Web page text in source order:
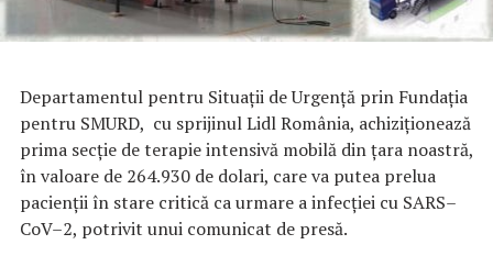
Departamentul pentru Situații de Urgență prin Fundația
pentru SMURD, cu sprijinul Lidl România, achiziționează
prima secție de terapie intensivă mobilă din țara noastră,
în valoare de 264.930 de dolari, care va putea prelua
pacienții în stare critică ca urmare a infecției cu SARS–
CoV–2, potrivit unui comunicat de presă.